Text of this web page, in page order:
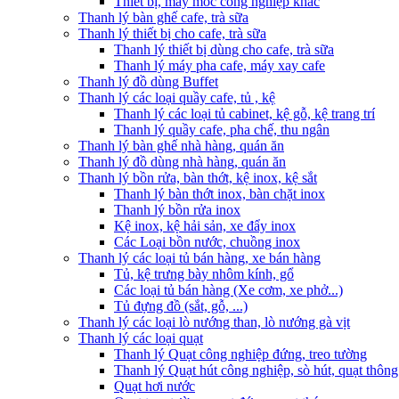
Thanh lý bàn ghế cafe, trà sữa
Thanh lý thiết bị cho cafe, trà sữa
Thanh lý thiết bị dùng cho cafe, trà sữa
Thanh lý máy pha cafe, máy xay cafe
Thanh lý đồ dùng Buffet
Thanh lý các loại quầy cafe, tủ , kệ
Thanh lý các loại tủ cabinet, kệ gỗ, kệ trang trí
Thanh lý quầy cafe, pha chế, thu ngân
Thanh lý bàn ghế nhà hàng, quán ăn
Thanh lý đồ dùng nhà hàng, quán ăn
Thanh lý bồn rửa, bàn thớt, kệ inox, kệ sắt
Thanh lý bàn thớt inox, bàn chặt inox
Thanh lý bồn rửa inox
Kệ inox, kệ hải sản, xe đẩy inox
Các Loại bồn nước, chuồng inox
Thanh lý các loại tủ bán hàng, xe bán hàng
Tủ, kệ trưng bày nhôm kính, gổ
Các loại tủ bán hàng (Xe cơm, xe phở...)
Tủ đựng đồ (sắt, gỗ, ...)
Thanh lý các loại lò nướng than, lò nướng gà vịt
Thanh lý các loại quạt
Thanh lý Quạt công nghiệp đứng, treo tường
Thanh lý Quạt hút công nghiệp, sò hút, quạt
Quạt hơi nước